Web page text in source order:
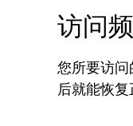
访问
您所要访
后就能恢复